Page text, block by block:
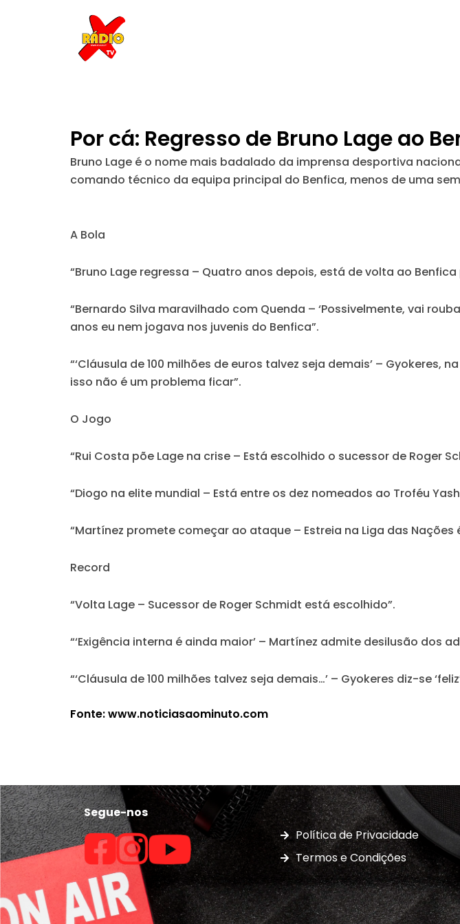
Por cá: Regresso de Bruno Lage ao
Bruno Lage é o nome mais badalado da imprensa desportiva
comando técnico da equipa principal do Benfica, menos de uma
A Bola
“Bruno Lage regressa – Quatro anos depois, está de volta ao
“Bernardo Silva maravilhado com Quenda – ‘Possivelmente, vai
anos eu nem jogava nos juvenis do Benfica”.
“‘Cláusula de 100 milhões de euros talvez seja demais’ –
isso não é um problema ficar”.
O Jogo
“Rui Costa põe Lage na crise – Está escolhido o sucessor de Roger
“Diogo na elite mundial – Está entre os dez nomeados ao Troféu
“Martínez promete começar ao ataque – Estreia na Liga das
Record
“Volta Lage – Sucessor de Roger Schmidt está escolhido”.
“‘Exigência interna é ainda maior’ – Martínez admite desilusão dos
“‘Cláusula de 100 milhões talvez seja demais…’ – Gyokeres diz-se
Fonte: www.noticiasaominuto.com
Segue-nos
Política de Privacidade
Termos e Condições